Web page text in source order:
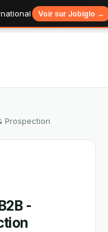
Voir sur Jobiglo →
Prospection
-